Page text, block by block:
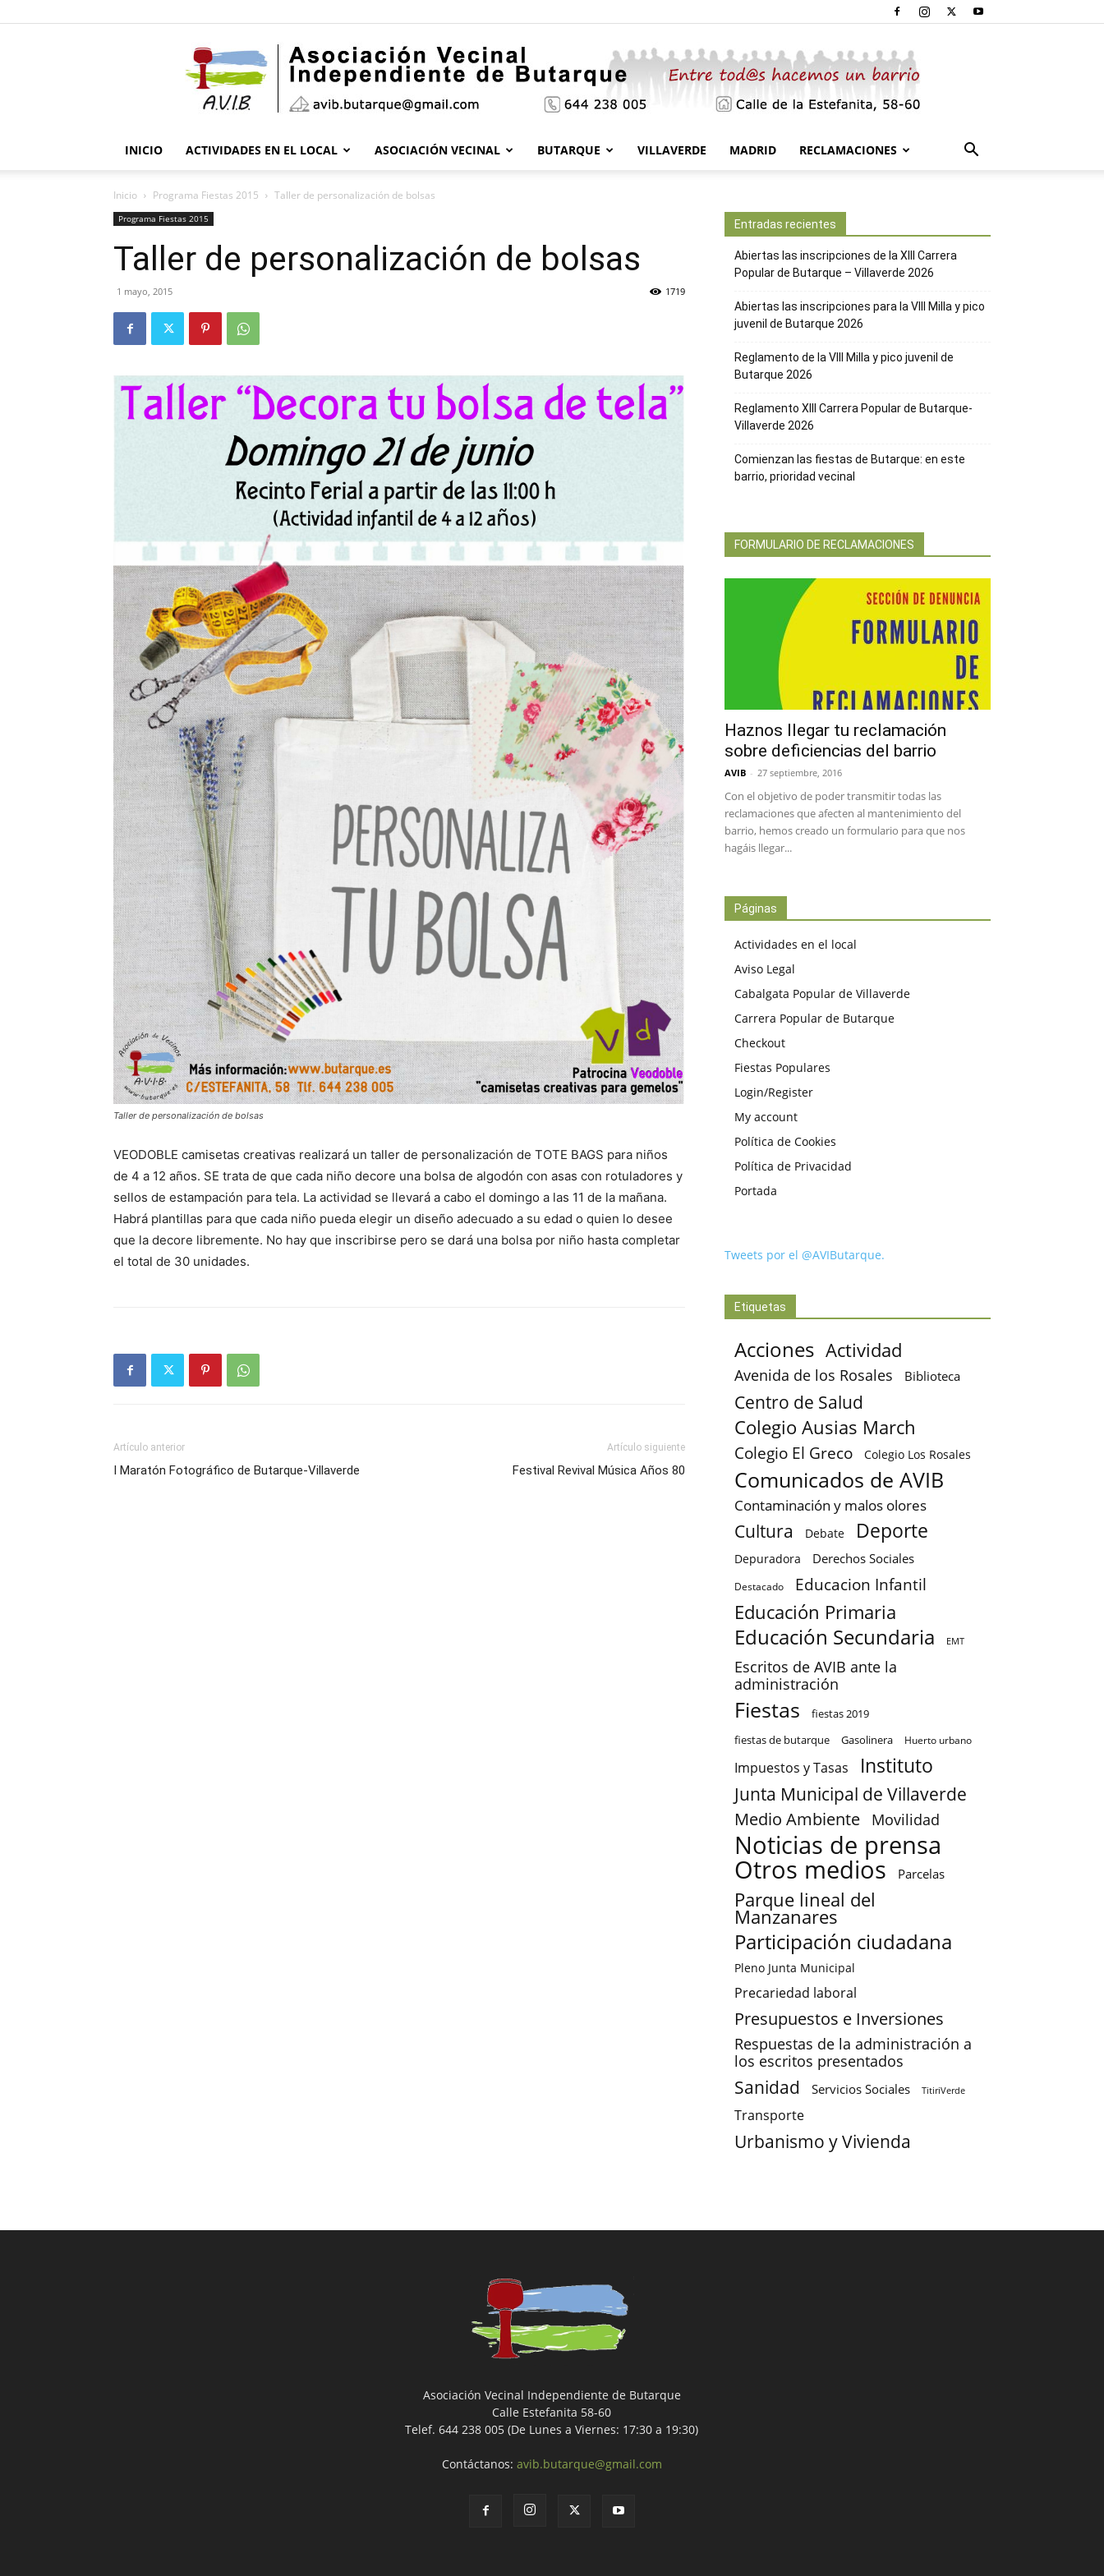
Vecinal
Independiente
de
Butarque
INICIO ACTIVIDADES EN EL LOCAL ASOCIACIÓN VECINAL BUTARQUE VILLAVERDE MADRID RECLAMACIONES
Inicio Programa Fiestas 2015 Taller de personalización de bolsas
Programa Fiestas 2015
Taller de personalización de bolsas
1 mayo, 2015 1719
Taller de personalización de bolsas
VEODOBLE camisetas creativas realizará un taller de personalización de TOTE BAGS para niños
de 4 a 12 años. SE trata de que cada niño decore una bolsa de algodón con asas con rotuladores y
sellos de estampación para tela. La actividad se llevará a cabo el domingo a las 11 de la mañana.
Habrá plantillas para que cada niño pueda elegir un diseño adecuado a su edad o quien lo desee
que la decore libremente. No hay que inscribirse pero se dará una bolsa por niño hasta completar
el total de 30 unidades.
Artículo anterior
I Maratón Fotográfico de Butarque-Villaverde
Artículo siguiente
Festival Revival Música Años 80
Entradas recientes
Abiertas las inscripciones de la XIII Carrera
Popular de Butarque – Villaverde 2026
Abiertas las inscripciones para la VIII Milla y pico
juvenil de Butarque 2026
Reglamento de la VIII Milla y pico juvenil de
Butarque 2026
Reglamento XIII Carrera Popular de Butarque-
Villaverde 2026
Comienzan las fiestas de Butarque: en este
barrio, prioridad vecinal
FORMULARIO DE RECLAMACIONES
Haznos llegar tu reclamación
sobre deficiencias del barrio
AVIB - 27 septiembre, 2016
Con el objetivo de poder transmitir todas las
reclamaciones que afecten al mantenimiento del
barrio, hemos creado un formulario para que nos
hagáis llegar...
Páginas
Actividades en el local
Aviso Legal
Cabalgata Popular de Villaverde
Carrera Popular de Butarque
Checkout
Fiestas Populares
Login/Register
My account
Política de Cookies
Política de Privacidad
Portada
Tweets por el @AVIButarque.
Etiquetas
Acciones Actividad
Avenida de los Rosales Biblioteca
Centro de Salud
Colegio Ausias March
Colegio El Greco Colegio Los Rosales
Comunicados de AVIB
Contaminación y malos olores
Cultura Debate Deporte
Depuradora Derechos Sociales
Destacado Educacion Infantil
Educación Primaria
Educación Secundaria EMT
Escritos de AVIB ante la
administración
Fiestas
fiestas 2019
fiestas de butarque
Gasolinera Huerto urbano
Impuestos y Tasas Instituto
Junta Municipal de Villaverde
Medio Ambiente Movilidad
Noticias de prensa
Otros medios Parcelas
Parque lineal del
Manzanares
Participación ciudadana
Pleno Junta Municipal
Precariedad laboral
Presupuestos e Inversiones
Respuestas de la administración a
los escritos presentados
Sanidad Servicios Sociales TitiriVerde
Transporte
Urbanismo y Vivienda
Asociación Vecinal Independiente de Butarque
Calle Estefanita 58-60
Telef. 644 238 005 (De Lunes a Viernes: 17:30 a 19:30)
Contáctanos: avib.butarque@gmail.com